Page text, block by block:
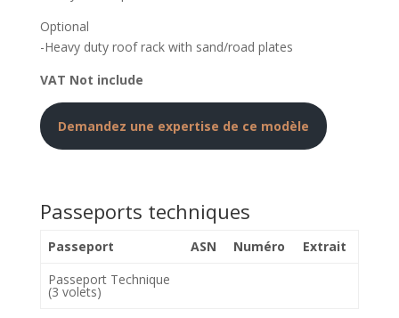
Optional
-Heavy duty roof rack with sand/road plates
VAT Not include
Demandez une expertise de ce modèle
Passeports techniques
Passeport ASN Numéro
Extrait
Passeport Technique
(3 volets)